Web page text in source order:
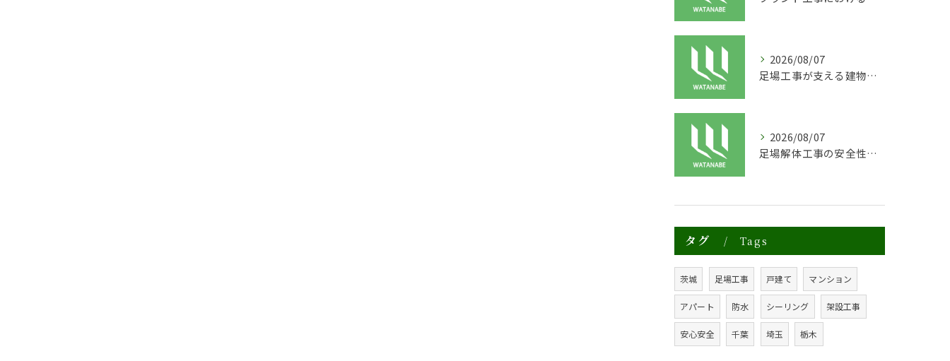
2026/08/07
足場工事が支える建物の長寿命化と外装塗装の重要性
2026/08/07
足場解体工事の安全性と効率化のポイント
タグ Tags
茨城 足場工事 戸建て マンション
アパート 防水 シーリング 架設工事
安心安全 千葉 埼玉 栃木